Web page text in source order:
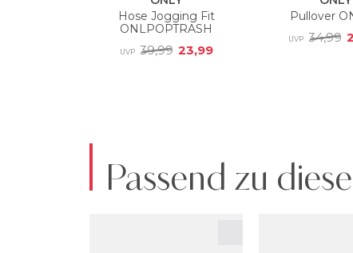
Passend zu